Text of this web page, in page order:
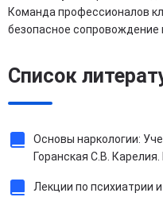
Команда профессионалов
безопасное сопровождение
Список
Основы наркологии:
Горанская С.В.
Лекции по психиатрии